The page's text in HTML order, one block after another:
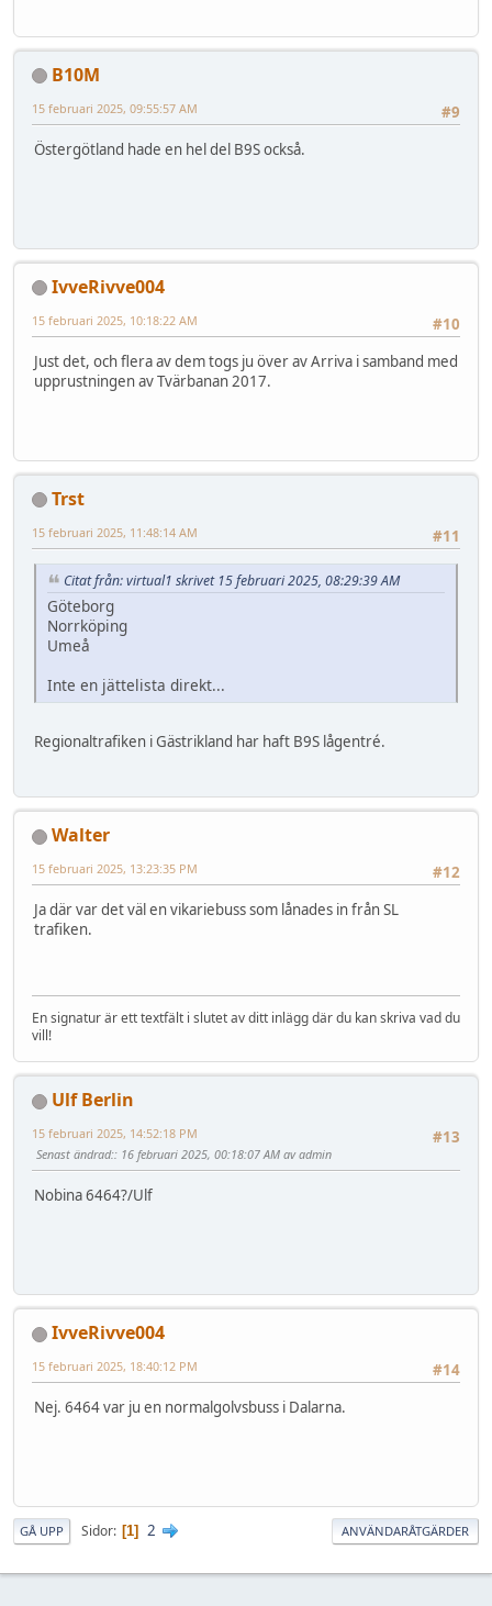
B10M
#9
15 februari 2025, 09:55:57 AM
Östergötland hade en hel del B9S också.
IvveRivve004
#10
15 februari 2025, 10:18:22 AM
Just det, och flera av dem togs ju över av Arriva i samband med
upprustningen av Tvärbanan 2017.
Trst
#11
15 februari 2025, 11:48:14 AM
Citat från: virtual1 skrivet 15 februari 2025, 08:29:39 AM
Göteborg
Norrköping
Umeå
Inte en jättelista direkt...
Regionaltrafiken i Gästrikland har haft B9S lågentré.
Walter
#12
15 februari 2025, 13:23:35 PM
Ja där var det väl en vikariebuss som lånades in från SL
trafiken.
En signatur är ett textfält i slutet av ditt inlägg där du kan skriva vad du
vill!
Ulf Berlin
#13
15 februari 2025, 14:52:18 PM
Senast ändrad:: 16 februari 2025, 00:18:07 AM av admin
Nobina 6464?/Ulf
IvveRivve004
#14
15 februari 2025, 18:40:12 PM
Nej. 6464 var ju en normalgolvsbuss i Dalarna.
GÅ UPP Sidor 1 2 ANVÄNDARÅTGÄRDER